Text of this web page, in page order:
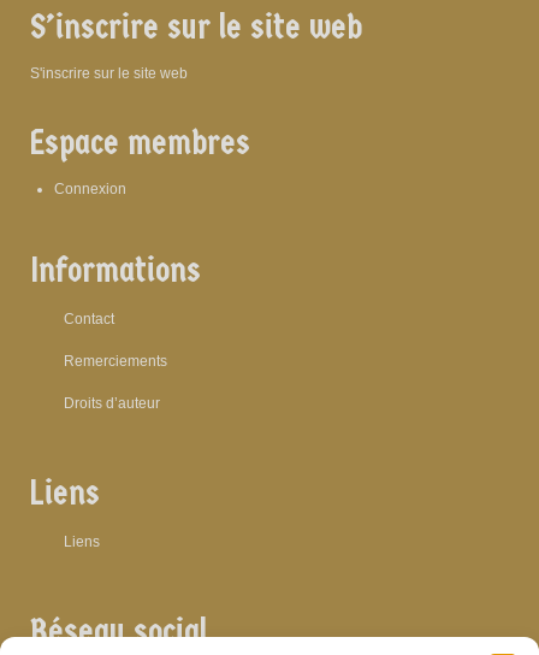
S’inscrire sur le site web
S'inscrire sur le site web
Espace membres
Connexion
Informations
Contact
Remerciements
Droits d’auteur
Liens
Liens
Réseau social